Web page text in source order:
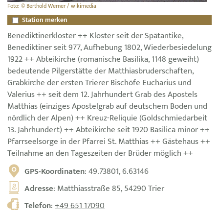
Foto: © Berthold Werner / wikimedia
Station merken
Benediktinerkloster ++ Kloster seit der Spätantike,
Benediktiner seit 977, Aufhebung 1802, Wiederbesiedelung
1922 ++ Abteikirche (romanische Basilika, 1148 geweiht)
bedeutende Pilgerstätte der Matthiasbruderschaften,
Grabkirche der ersten Trierer Bischöfe Eucharius und
Valerius ++ seit dem 12. Jahrhundert Grab des Apostels
Matthias (einziges Apostelgrab auf deutschem Boden und
nördlich der Alpen) ++ Kreuz-Reliquie (Goldschmiedarbeit
13. Jahrhundert) ++ Abteikirche seit 1920 Basilica minor ++
Pfarrseelsorge in der Pfarrei St. Matthias ++ Gästehaus ++
Teilnahme an den Tageszeiten der Brüder möglich ++
GPS-Koordinaten: 49.73801, 6.63146
Adresse: Matthiasstraße 85, 54290 Trier
Telefon:+49 651 17090